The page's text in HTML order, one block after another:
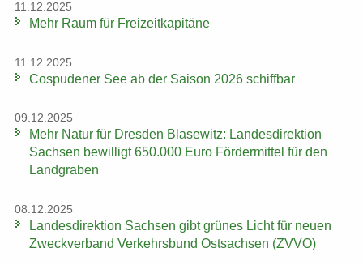
11.12.2025
Mehr Raum für Frei­zeit­ka­pi­tä­ne
11.12.2025
Cos­pu­de­ner See ab der Sai­son 2026 schiff­bar
09.12.2025
Mehr Natur für Dres­den Bla­se­witz: Lan­des­di­rek­ti­on
Sach­sen be­wil­ligt 650.000 Euro För­der­mit­tel für den
Land­gra­ben
08.12.2025
Lan­des­di­rek­ti­on Sach­sen gibt grü­nes Licht für neuen
Zweck­ver­band Ver­kehrs­bund Ost­sach­sen (ZVVO)